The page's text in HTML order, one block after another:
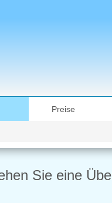
Preise
Sie eine